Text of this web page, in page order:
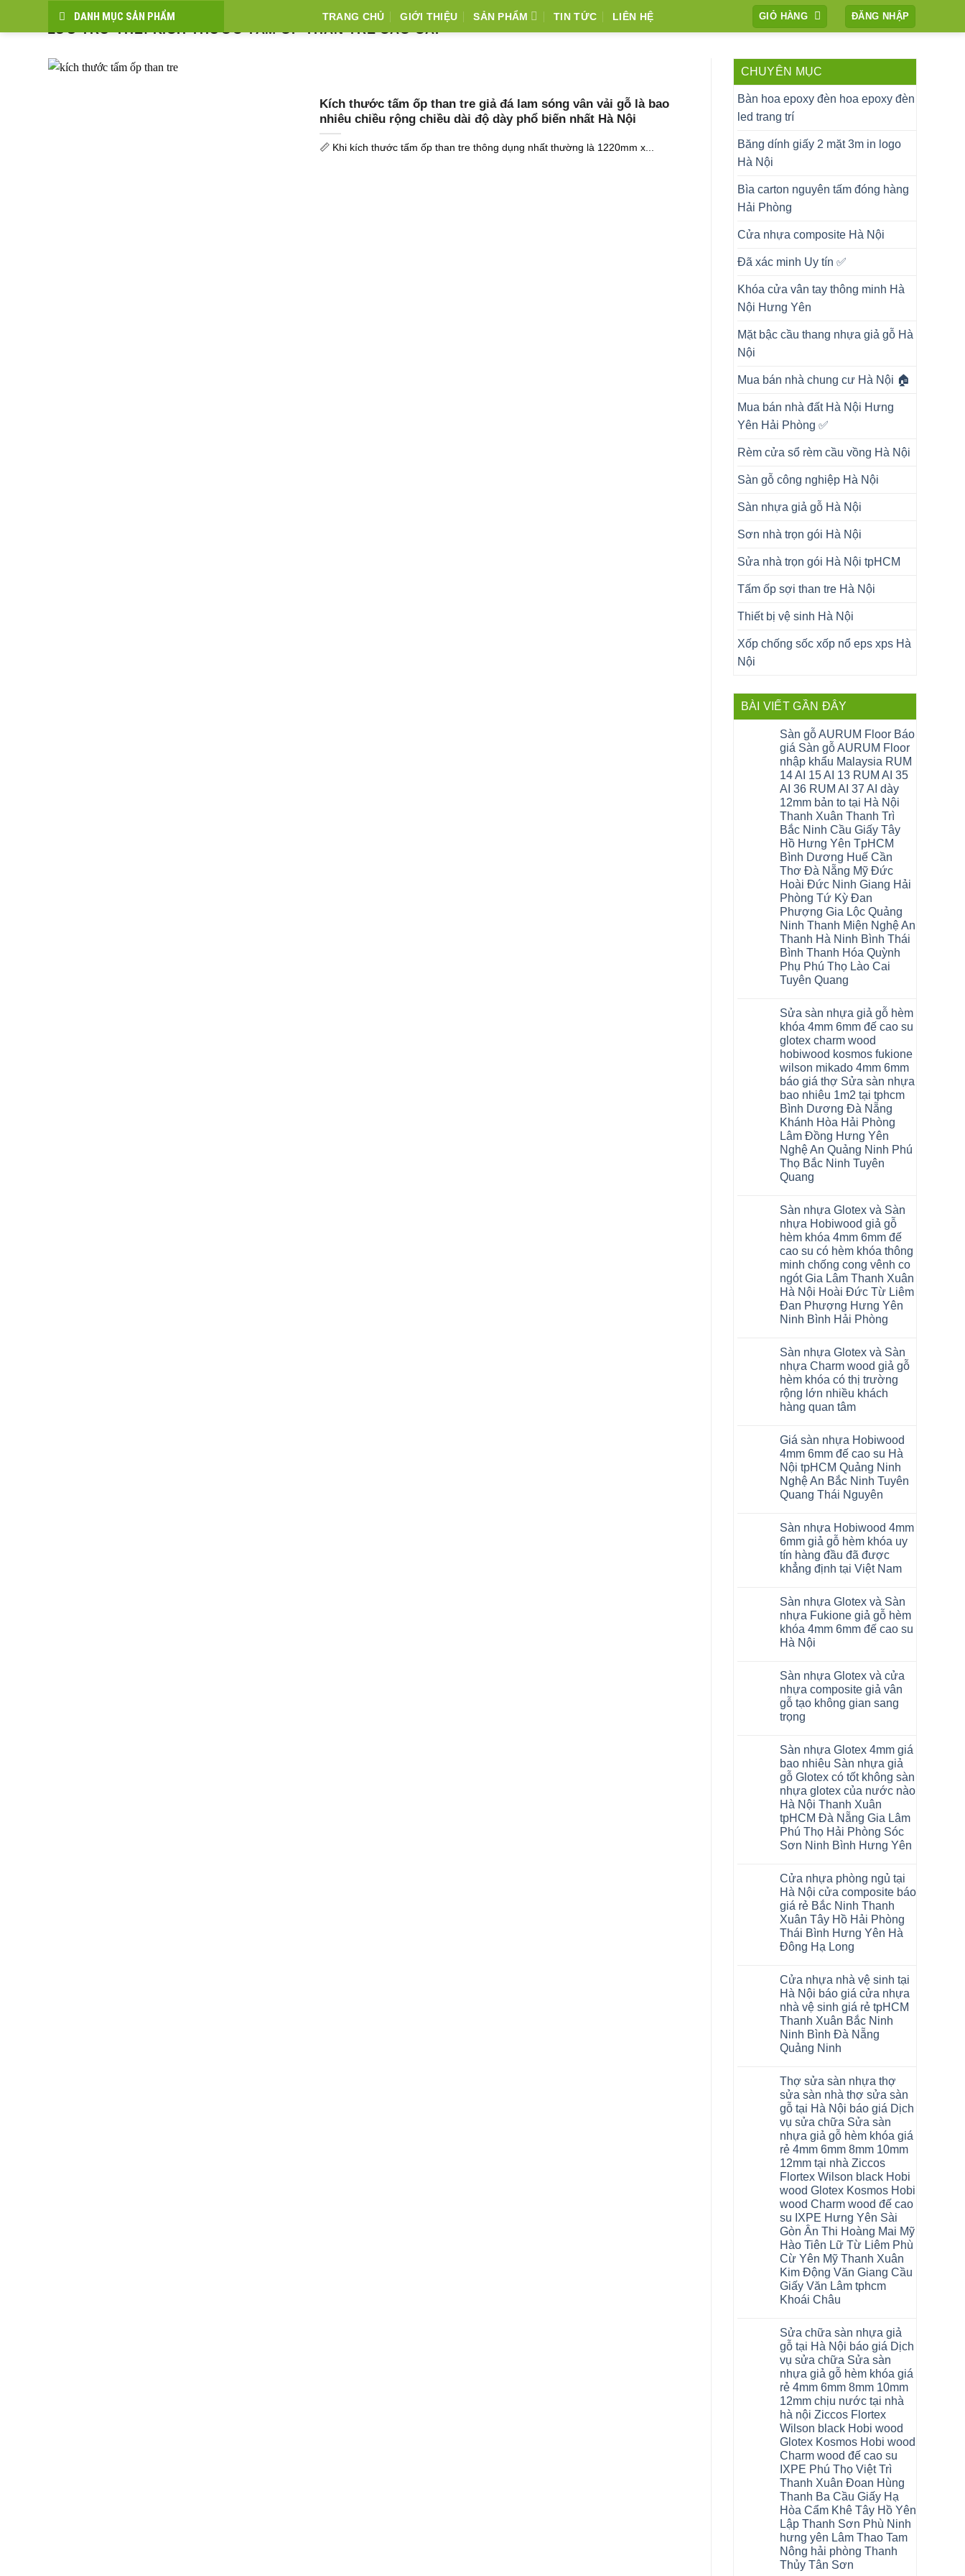
DANH MỤC SẢN PHẨM TRANG CHỦ GIỚI THIỆU SẢN PHẨM TIN TỨC LIÊN HỆ GIỎ HÀNG ĐĂNG NHẬP
LƯU TRỮ THẺ:KÍCH THƯỚC TẤM ỐP THAN TRE CAO CẤP
Kích thước tấm ốp than tre giả đá lam sóng vân vải gỗ là bao
nhiêu chiều rộng chiều dài độ dày phổ biến nhất Hà Nội
📏 Khi kích thước tấm ốp than tre thông dụng nhất thường là 1220mm x...
CHUYÊN MỤC
Bàn hoa epoxy đèn hoa epoxy đèn
led trang trí
Băng dính giấy 2 mặt 3m in logo
Hà Nội
Bìa carton nguyên tấm đóng hàng
Hải Phòng
Cửa nhựa composite Hà Nội
Đã xác minh Uy tín ✅
Khóa cửa vân tay thông minh Hà
Nội Hưng Yên
Mặt bậc cầu thang nhựa giả gỗ Hà
Nội
Mua bán nhà chung cư Hà Nội 🏠
Mua bán nhà đất Hà Nội Hưng
Yên Hải Phòng ✅
Rèm cửa sổ rèm cầu vồng Hà Nội
Sàn gỗ công nghiệp Hà Nội
Sàn nhựa giả gỗ Hà Nội
Sơn nhà trọn gói Hà Nội
Sửa nhà trọn gói Hà Nội tpHCM
Tấm ốp sợi than tre Hà Nội
Thiết bị vệ sinh Hà Nội
Xốp chống sốc xốp nổ eps xps Hà
Nội
BÀI VIẾT GẦN ĐÂY
Sàn gỗ AURUM Floor Báo
giá Sàn gỗ AURUM Floor
nhập khẩu Malaysia RUM
14 AI 15 AI 13 RUM AI 35
AI 36 RUM AI 37 AI dày
12mm bản to tại Hà Nội
Thanh Xuân Thanh Trì
Bắc Ninh Cầu Giấy Tây
Hồ Hưng Yên TpHCM
Bình Dương Huế Cần
Thơ Đà Nẵng Mỹ Đức
Hoài Đức Ninh Giang Hải
Phòng Tứ Kỳ Đan
Phượng Gia Lộc Quảng
Ninh Thanh Miện Nghệ An
Thanh Hà Ninh Bình Thái
Bình Thanh Hóa Quỳnh
Phụ Phú Thọ Lào Cai
Tuyên Quang
bình
luận
ở
Sàn
gỗ
AURUM
Floor
Báo
giá
Sàn
gỗ
AURUM
Floor
nhập
khẩu
Malaysia
RUM
14
AI
13
RUM
AI
35
36
RUM
AI
37
AI
dày
12mm
bản
Hà
Nội
Thanh
Xuân
Thanh
Trì
Bắc
Giấy
Tây
Hồ
Hưng
Yên
TpHCM
Bình
Dương
Thơ
Đà
Nẵng
Mỹ
Đức
Hoài
Giang
Hải
Phòng
Tứ
Kỳ
Đan
Lộc
Quảng
Ninh
Thanh
Miện
Nghệ
Hà
Ninh
Bình
Thái
Bình
Thanh
Hóa
Quỳnh
Phụ
Phú
Thọ
Tuyên
Quang
Sửa sàn nhựa giả gỗ hèm
khóa 4mm 6mm đế cao su
glotex charm wood
hobiwood kosmos fukione
wilson mikado 4mm 6mm
báo giá thợ Sửa sàn nhựa
bao nhiêu 1m2 tại tphcm
Bình Dương Đà Nẵng
Khánh Hòa Hải Phòng
Lâm Đồng Hưng Yên
Nghệ An Quảng Ninh Phú
Thọ Bắc Ninh Tuyên
Quang
bình
luận
ở
Sửa
sàn
nhựa
giả
gỗ
hèm
khóa
4mm
6mm
đế
glotex
charm
wood
hobiwood
kosmos
fukione
wilson
mikado
6mm
báo
giá
thợ
Sửa
sàn
nhựa
bao
tại
tphcm
Bình
Dương
Đà
Nẵng
Hải
Phòng
Lâm
Đồng
Hưng
Yên
Quảng
Ninh
Phú
Thọ
Bắc
Ninh
Sàn nhựa Glotex và Sàn
nhựa Hobiwood giả gỗ
hèm khóa 4mm 6mm đế
cao su có hèm khóa thông
minh chống cong vênh co
ngót Gia Lâm Thanh Xuân
Hà Nội Hoài Đức Từ Liêm
Đan Phượng Hưng Yên
Ninh Bình Hải Phòng
bình
luận
ở
Sàn
nhựa
Glotex
và
Hobiwood
giả
gỗ
hèm
khóa
4mm
6mm
đế
có
hèm
khóa
thông
minh
vênh
co
ngót
Gia
Lâm
Thanh
Nội
Hoài
Đức
Từ
Liêm
Đan
Phượng
Yên
Ninh
Bình
Hải
Phòng
Sàn nhựa Glotex và Sàn
nhựa Charm wood giả gỗ
hèm khóa có thị trường
rộng lớn nhiều khách
hàng quan tâm
bình
luận
ở
Sàn
nhựa
Glotex
và
Charm
wood
giả
gỗ
hèm
khóa
trường
rộng
lớn
nhiều
khách
hàng
Giá sàn nhựa Hobiwood
4mm 6mm đế cao su Hà
Nội tpHCM Quảng Ninh
Nghệ An Bắc Ninh Tuyên
Quang Thái Nguyên
bình
luận
ở
Giá
sàn
nhựa
6mm
đế
cao
su
Hà
Nội
Ninh
Nghệ
An
Bắc
Ninh
Tuyên
Nguyên
Sàn nhựa Hobiwood 4mm
6mm giả gỗ hèm khóa uy
tín hàng đầu đã được
khẳng định tại Việt Nam
bình
luận
ở
Sàn
nhựa
Hobiwood
giả
gỗ
hèm
khóa
uy
tín
đã
được
khẳng
định
tại
Việt
Nam
Sàn nhựa Glotex và Sàn
nhựa Fukione giả gỗ hèm
khóa 4mm 6mm đế cao su
Hà Nội
bình
luận
ở
Sàn
nhựa
Glotex
nhựa
Fukione
giả
gỗ
hèm
khóa
4mm
6mm
đế
cao
su
Sàn nhựa Glotex và cửa
nhựa composite giả vân
gỗ tạo không gian sang
trọng
bình
luận
ở
Sàn
nhựa
Glotex
và
cửa
nhựa
composite
giả
vân
không
gian
sang
trọng
Sàn nhựa Glotex 4mm giá
bao nhiêu Sàn nhựa giả
gỗ Glotex có tốt không sàn
nhựa glotex của nước nào
Hà Nội Thanh Xuân
tpHCM Đà Nẵng Gia Lâm
Phú Thọ Hải Phòng Sóc
Sơn Ninh Bình Hưng Yên
bình
luận
ở
Sàn
nhựa
Glotex
4mm
giá
bao
nhựa
giả
gỗ
Glotex
có
tốt
không
sàn
nhựa
nước
nào
Hà
Nội
Thanh
Xuân
tpHCM
Đà
Nẵng
Gia
Lâm
Phú
Thọ
Hải
Phòng
Sóc
Sơn
Ninh
Bình
Hưng
Yên
Cửa nhựa phòng ngủ tại
Hà Nội cửa composite báo
giá rẻ Bắc Ninh Thanh
Xuân Tây Hồ Hải Phòng
Thái Bình Hưng Yên Hà
Đông Hạ Long
bình
luận
ở
Cửa
nhựa
phòng
ngủ
tại
Hà
composite
báo
giá
rẻ
Bắc
Ninh
Thanh
Xuân
Tây
Hồ
Hải
Thái
Bình
Hưng
Yên
Hà
Đông
Hạ
Long
Cửa nhựa nhà vệ sinh tại
Hà Nội báo giá cửa nhựa
nhà vệ sinh giá rẻ tpHCM
Thanh Xuân Bắc Ninh
Ninh Bình Đà Nẵng
Quảng Ninh
bình
luận
ở
Cửa
nhựa
nhà
vệ
sinh
tại
Hà
Nội
báo
giá
cửa
nhựa
nhà
vệ
sinh
giá
rẻ
tpHCM
Thanh
Xuân
Bắc
Ninh
Đà
Nẵng
Quảng
Ninh
Thợ sửa sàn nhựa thợ
sửa sàn nhà thợ sửa sàn
gỗ tại Hà Nội báo giá Dịch
vụ sửa chữa Sửa sàn
nhựa giả gỗ hèm khóa giá
rẻ 4mm 6mm 8mm 10mm
12mm tại nhà Ziccos
Flortex Wilson black Hobi
wood Glotex Kosmos Hobi
wood Charm wood đế cao
su IXPE Hưng Yên Sài
Gòn Ân Thi Hoàng Mai Mỹ
Hào Tiên Lữ Từ Liêm Phù
Cừ Yên Mỹ Thanh Xuân
Kim Động Văn Giang Cầu
Giấy Văn Lâm tphcm
Khoái Châu
bình
luận
ở
Thợ
sửa
sàn
nhựa
thợ
sửa
sàn
nhà
thợ
sửa
sàn
gỗ
tại
Hà
Nội
báo
giá
Dịch
vụ
sửa
chữa
Sửa
sàn
Sửa chữa sàn nhựa giả
gỗ tại Hà Nội báo giá Dịch
vụ sửa chữa Sửa sàn
nhựa giả gỗ hèm khóa giá
rẻ 4mm 6mm 8mm 10mm
12mm chịu nước tại nhà
hà nội Ziccos Flortex
Wilson black Hobi wood
Glotex Kosmos Hobi wood
Charm wood đế cao su
IXPE Phú Thọ Việt Trì
Thanh Xuân Đoan Hùng
Thanh Ba Cầu Giấy Hạ
Hòa Cẩm Khê Tây Hồ Yên
Lập Thanh Sơn Phù Ninh
hưng yên Lâm Thao Tam
Nông hải phòng Thanh
Thủy Tân Sơn